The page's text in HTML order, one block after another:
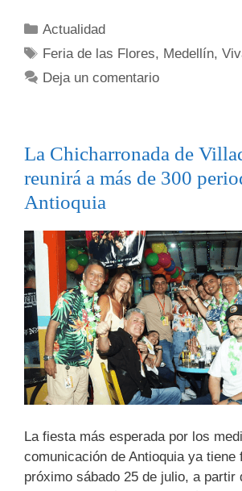
Actualidad
Feria de las Flores, Medellín,
Deja un comentario
La Chicharronada de
reunirá a más de 300
Antioquia
La fiesta más esperada por los
comunicación de Antioquia ya tiene
próximo sábado 25 de julio, a partir